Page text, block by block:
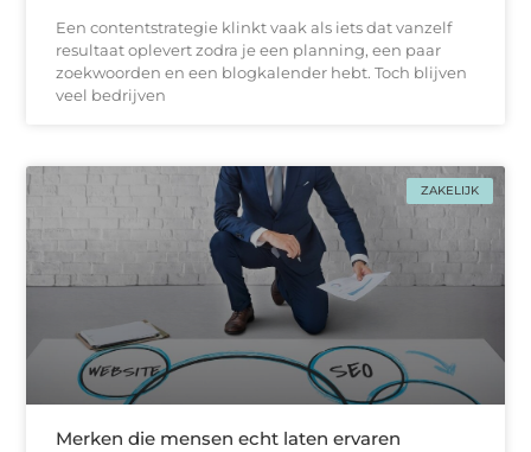
Een contentstrategie klinkt vaak als iets dat vanzelf
resultaat oplevert zodra je een planning, een paar
zoekwoorden en een blogkalender hebt. Toch blijven
veel bedrijven
ZAKELIJK
Merken die mensen echt laten ervaren